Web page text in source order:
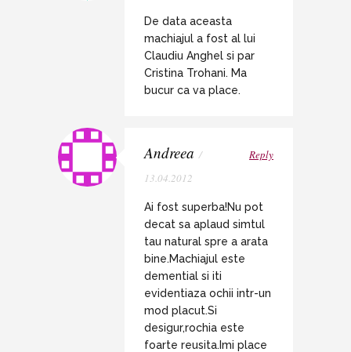
De data aceasta
machiajul a fost al lui
Claudiu Anghel si par
Cristina Trohani. Ma
bucur ca va place.
Andreea /
13.04.2012
Reply
Ai fost superba!Nu pot
decat sa aplaud simtul
tau natural spre a arata
bine.Machiajul este
demential si iti
evidentiaza ochii intr-un
mod placut.Si
desigur,rochia este
foarte reusita.Imi place